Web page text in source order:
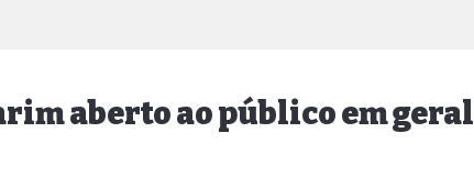
aberto ao público em geral